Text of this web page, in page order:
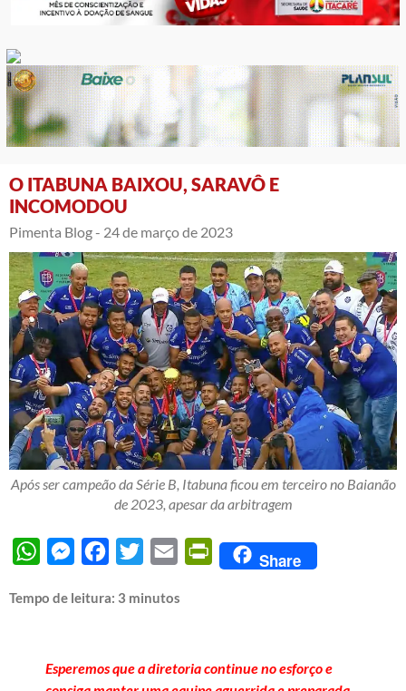
O ITABUNA BAIXOU, SARAVÔ E
INCOMODOU
Pimenta Blog - 24 de março de 2023
Após ser campeão da Série B, Itabuna ficou em terceiro no Baianão
de 2023, apesar da arbitragem
WhatsAppMessengerFacebook
Twitter Email PrintFriendly
Share
Tempo de leitura: 3 minutos
Esperemos que a diretoria continue no esforço e